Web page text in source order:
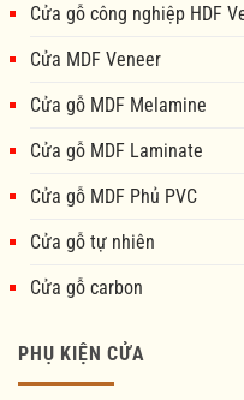
Cửa gỗ công nghiệp HDF
Cửa MDF Veneer
Cửa gỗ MDF Melamine
Cửa gỗ MDF Laminate
Cửa gỗ MDF Phủ PVC
Cửa gỗ tự nhiên
Cửa gỗ carbon
PHỤ KIỆN CỬA